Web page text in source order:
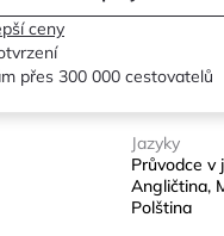
ceny
přes 300 000 cestovatelů
Jazyky
Průvodce v
Angličtina,
Polština